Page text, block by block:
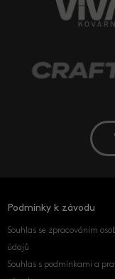
Podmínky k závodu
Souhlas se zpracováním
údajů
Souhlas s podmínkami a